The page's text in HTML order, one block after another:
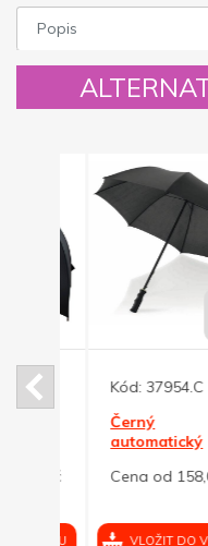
Popis
Kód:37954.C
Černý
automatický
tvarovaným
Cena od 158,00
VLOŽIT DO